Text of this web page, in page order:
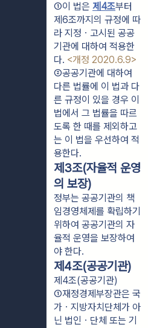
①이 법은 제4조부터
제6조까지의 규정에 따
라 지정ㆍ고시된 공공
기관에 대하여 적용한
다. <개정 2020.6.9>
②공공기관에 대하여
다른 법률에 이 법과 다
른 규정이 있을 경우 이
법에서 그 법률을 따르
도록 한 때를 제외하고
는 이 법을 우선하여 적
용한다.
제3조(자율적 운영
의 보장)
정부는 공공기관의 책
임경영체제를 확립하기
위하여 공공기관의 자
율적 운영을 보장하여
야 한다.
제4조(공공기관)
제4조(공공기관)
①재정경제부장관은 국
가ㆍ지방자치단체가 아
닌 법인ㆍ단체 또는 기